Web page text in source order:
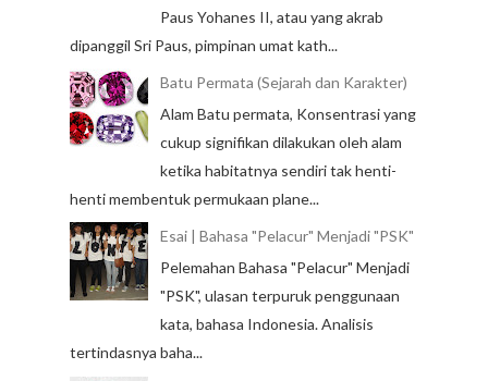
Paus Yohanes II, atau yang akrab
dipanggil Sri Paus, pimpinan umat kath...
Batu Permata (Sejarah dan Karakter)
Alam Batu permata, Konsentrasi yang
cukup signifikan dilakukan oleh alam
ketika habitatnya sendiri tak henti-
henti membentuk permukaan plane...
Esai | Bahasa "Pelacur" Menjadi "PSK"
Pelemahan Bahasa "Pelacur" Menjadi
"PSK", ulasan terpuruk penggunaan
kata, bahasa Indonesia. Analisis
tertindasnya baha...